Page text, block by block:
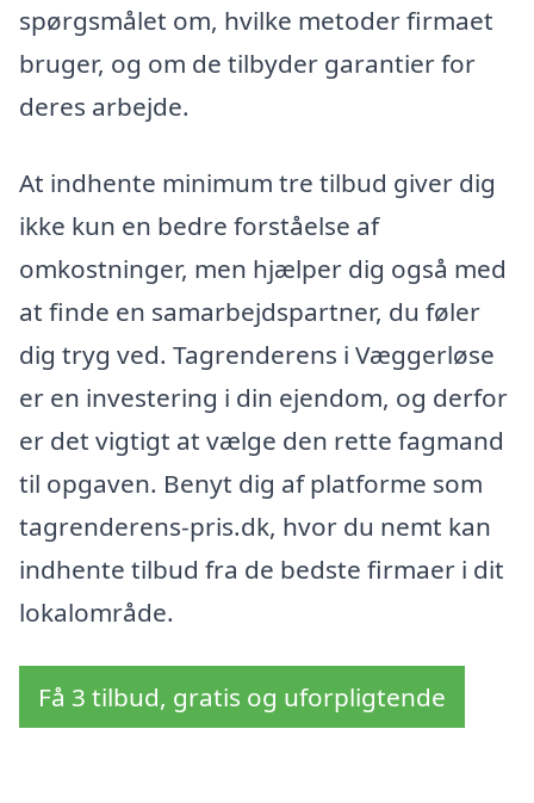
spørgsmålet om, hvilke metoder firmaet
bruger, og om de tilbyder garantier for
deres arbejde.
At indhente minimum tre tilbud giver dig
ikke kun en bedre forståelse af
omkostninger, men hjælper dig også med
at finde en samarbejdspartner, du føler
dig tryg ved. Tagrenderens i Væggerløse
er en investering i din ejendom, og derfor
er det vigtigt at vælge den rette fagmand
til opgaven. Benyt dig af platforme som
tagrenderens-pris.dk, hvor du nemt kan
indhente tilbud fra de bedste firmaer i dit
lokalområde.
Få 3 tilbud, gratis og uforpligtende